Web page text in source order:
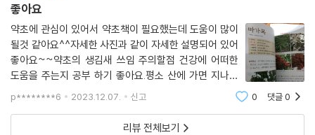
익모초
인동덩굴
일본목련
작약
잔대
주엽나무
쥐똥나무
좋아요
약초에 관심이 있어서 약초책이 필요했는데 도움이 많이
될것 같아요^^자세한 사진과 같이 자세한 설명되어 있어
좋아요~~약초의 생김새 쓰임 주의할점 건강에 어떠한
도움을 주는지 공부 하기 좋아요.평소 산에 가면 지나칠
약초들 이제 보는눈이 길러질것 같아 좋아요~~^^한권
씩 집에 있으면 공부하고 산에가서 직접보고 채취해보고
싶어요.좋은책으로 공부많이 하겠습니다.
p********6 2023.12.07. 신고 0 댓글0
리뷰 전체보기